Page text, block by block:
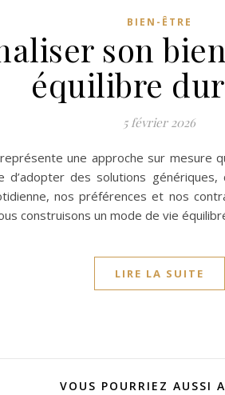
BIEN-ÊTRE
son
équilibre
5 février 2026
une approche sur mesure
d’adopter des solutions
nos préférences et nos
construisons un mode de vie
LIRE LA SUITE
VOUS POURRIEZ AUSSI